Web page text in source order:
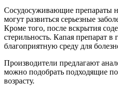
Сосудосуживающие препараты
могут развиться серьезные
Кроме того, после вскрытия
стерильность. Капая препарат в
благоприятную среду для
Производители предлагают
можно подобрать подходящие
возрасту.